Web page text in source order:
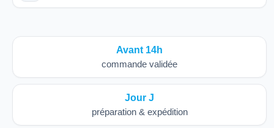
Avant 14h
commande validée
Jour J
préparation & expédition